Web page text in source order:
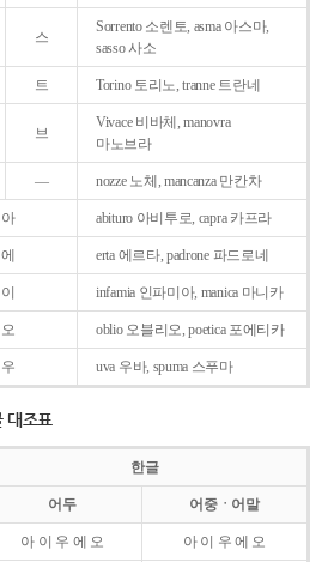
스
Sorrento 소렌토, asma 아스마,
sasso 사소
트 Torino 토리노, tranne 트란네
브
Vivace 비바체, manovra
마노브라
― nozze 노체, mancanza 만칸차
아 abituro 아비투로, capra 카프라
에 erta 에르타, padrone 파드로네
이 infamia 인파미아, manica 마니카
오 oblio 오블리오, poetica 포에티카
우 uva 우바, spuma 스푸마
대조표
한글
어두 어중ㆍ어말
아 이 우 에 오 아 이 우 에 오